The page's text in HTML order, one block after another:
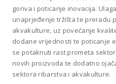
goriva i poticanje inovacija.
unaprjeđenje tržišta te preradu
akvakulture, uz povećanje
dodane vrijednosti te poticanje
se potaknuti rast prometa
novih proizvoda te dodatno
sektora ribarstva i akvakulture.